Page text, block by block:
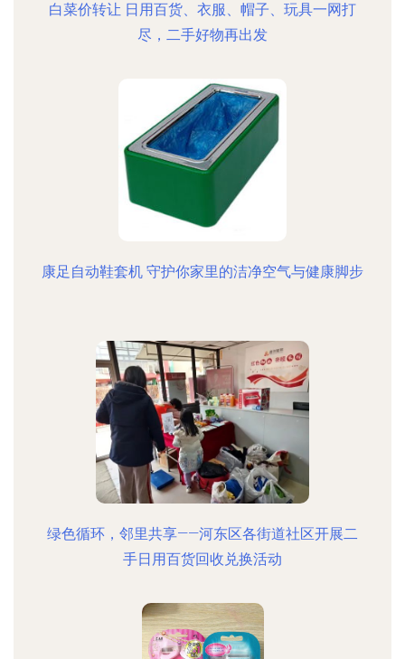
白菜价转让 日用百货、衣服、帽子、玩具一网打
尽，二手好物再出发
康足自动鞋套机 守护你家里的洁净空气与健康脚步
绿色循环，邻里共享——河东区各街道社区开展二
手日用百货回收兑换活动